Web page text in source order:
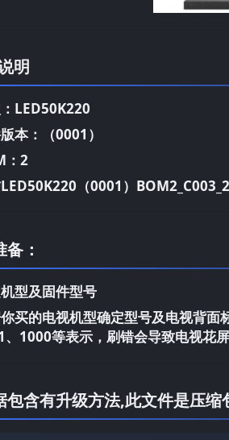
明
LED50K220
本：（0001）
：2
（0001）
：
型及固件型号
买的电视机型确定型号及电视背面
、1000等表示，刷错会导致电视花
包含有升级方法,此文件是压缩